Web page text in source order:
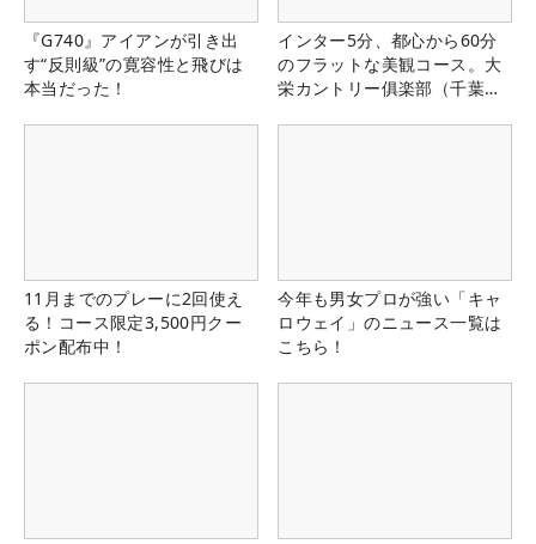
『G740』アイアンが引き出
す“反則級”の寛容性と飛びは
本当だった！
インター5分、都心から60分
のフラットな美観コース。大
栄カントリー俱楽部（千葉
11月までのプレーに2回使え
る！コース限定3,500円クー
ポン配布中！
今年も男女プロが強い「キャ
ロウェイ」のニュース一覧は
こちら！